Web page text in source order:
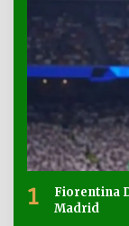
1
Fiorentina
Madrid